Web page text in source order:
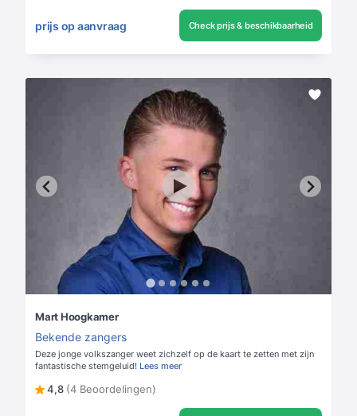
prijs op aanvraag Check prijs & beschikbaarheid
Mart Hoogkamer
Bekende zangers
Deze jonge volkszanger weet zichzelf op de kaart te zetten met zijn
fantastische stemgeluid! Lees meer
4,8 (4 Beoordelingen)